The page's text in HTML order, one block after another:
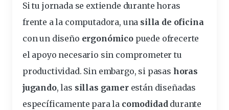
Si tu jornada se extiende durante horas
frente a la computadora, una silla de oficina
con un diseño ergonómicopuede ofrecerte
el apoyo necesario sin comprometer tu
productividad. Sin embargo, si pasas horas
jugando, las sillas gamerestán diseñadas
específicamente para la comodidaddurante